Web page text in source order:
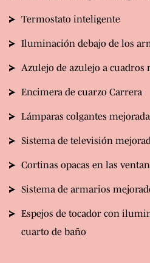
Termostato inteligente
Iluminación debajo de los
Azulejo de azulejo a cuadros
Encimera de cuarzo Carrera
Lámparas colgantes
Sistema de televisión
Cortinas opacas en las
Sistema de armarios
Espejos de tocador con
cuarto de baño